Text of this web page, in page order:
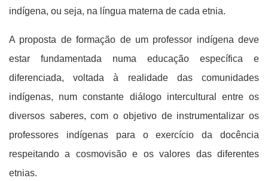
indígena, ou seja, na língua materna de cada etnia.
A proposta de formação de um professor indígena deve
estar fundamentada numa educação específica e
diferenciada, voltada à realidade das comunidades
indígenas, num constante diálogo intercultural entre os
diversos saberes, com o objetivo de instrumentalizar os
professores indígenas para o exercício da docência
respeitando a cosmovisão e os valores das diferentes
etnias.